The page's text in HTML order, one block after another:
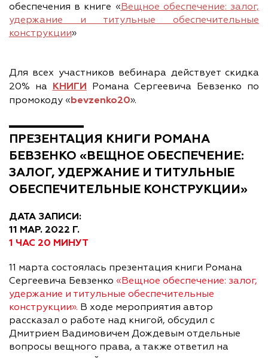
обеспечения в книге « Вещное обеспечение: залог,
удержание и титульные обеспечительные
конструкции»
Для всех участников вебинара действует скидка
20% на КНИГИ Романа Сергеевича Бевзенко по
промокоду «bevzenko20».
ПРЕЗЕНТАЦИЯ КНИГИ РОМАНА
БЕВЗЕНКО «ВЕЩНОЕ ОБЕСПЕЧЕНИЕ:
ЗАЛОГ, УДЕРЖАНИЕ И ТИТУЛЬНЫЕ
ОБЕСПЕЧИТЕЛЬНЫЕ КОНСТРУКЦИИ»
ДАТА ЗАПИСИ:
11 МАР. 2022 Г.
1 ЧАС 20 МИНУТ
11 марта состоялась презентация книги Романа
Сергеевича Бевзенко «Вещное обеспечение: залог,
удержание и титульные обеспечительные
конструкции». В ходе мероприятия автор
рассказал о работе над книгой, обсудил с
Дмитрием Вадимовичем Дождевым отдельные
вопросы вещного права, а также ответил на